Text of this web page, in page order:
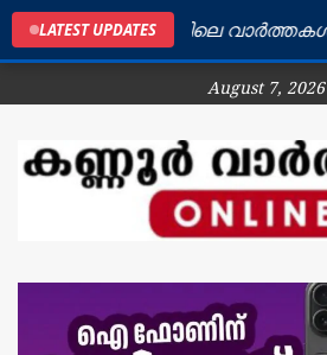
LATEST UPDATES
കണ്ണൂർ ജില്ലയിലെ
August 7, 2026